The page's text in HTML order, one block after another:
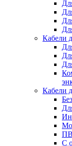
Кабели
Кабели
С